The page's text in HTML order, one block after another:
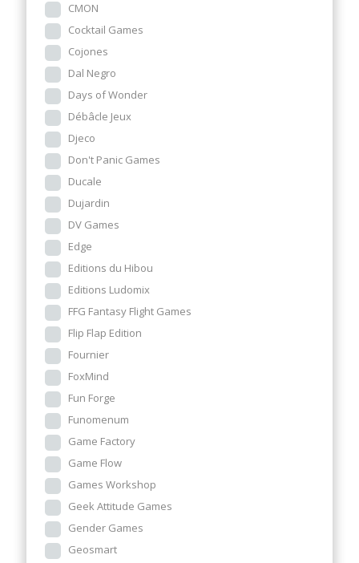
CMON
Cocktail Games
Cojones
Dal Negro
Days of Wonder
Débâcle Jeux
Djeco
Don't Panic Games
Ducale
Dujardin
DV Games
Edge
Editions du Hibou
Editions Ludomix
FFG Fantasy Flight Games
Flip Flap Edition
Fournier
FoxMind
Fun Forge
Funomenum
Game Factory
Game Flow
Games Workshop
Geek Attitude Games
Gender Games
Geosmart